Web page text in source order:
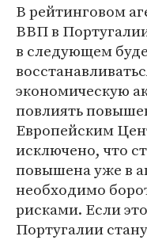
В рейтинговом
ВВП в
в следующем
экономическую
повлиять
Европейским
исключено, что
повышена уже в
необходимо
рисками. Если
Португалии